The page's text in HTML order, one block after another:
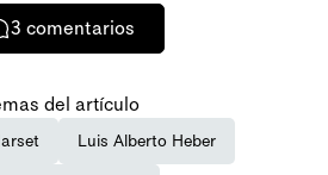
3 comentarios
del artículo
Luis Alberto Heber